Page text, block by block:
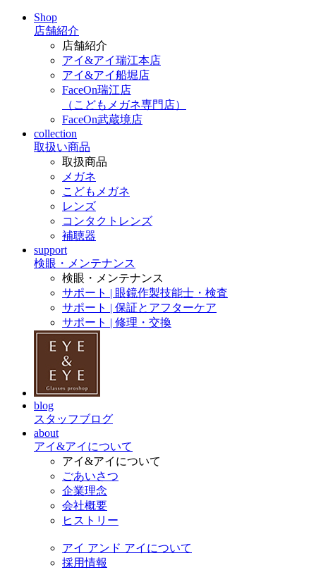
Shop
店舗紹介
店舗紹介
アイ&アイ瑞江本店
アイ&アイ船堀店
FaceOn瑞江店
（こどもメガネ専門店）
FaceOn武蔵境店
collection
取扱い商品
取扱商品
メガネ
こどもメガネ
レンズ
コンタクトレンズ
補聴器
support
検眼・メンテナンス
検眼・メンテナンス
サポート | 眼鏡作製技能士・検査
サポート | 保証とアフターケア
サポート | 修理・交換
blog
スタッフブログ
about
アイ&アイについて
アイ&アイについて
ごあいさつ
企業理念
会社概要
ヒストリー
アイ アンド アイについて
採用情報